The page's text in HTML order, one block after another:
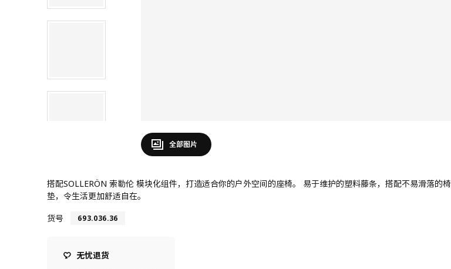
全部图片
搭配SOLLERÖN 索勒伦 模块化组件，打造适合你的户外空间的座椅。 易于维护的塑料藤条，搭配不易滑落的椅
垫，令生活更加舒适自在。
货号
693.036.36
无忧退货